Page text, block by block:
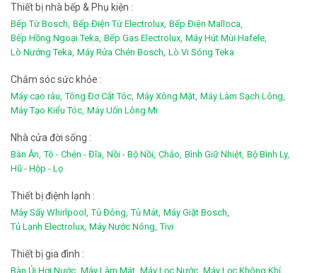
Thiết bị nhà bếp & Phụ kiện :
Bếp Từ Bosch, Bếp Điện Từ Electrolux, Bếp Điện Malloca,
Bếp Hồng Ngoại Teka, Bếp Gas Electrolux, Máy Hút Mùi Hafele,
Lò Nướng Teka, Máy Rửa Chén Bosch, Lò Vi Sóng Teka
Chắm sóc sức khỏe :
Máy cạo râu, Tông Đơ Cắt Tóc, Máy Xông Mặt, Máy Làm Sạch Lông,
Máy Tạo Kiểu Tóc, Máy Uốn Lông Mi
Nhà cửa đời sống :
Bàn Ăn, Tô - Chén - Đĩa, Nồi - Bộ Nồi, Chảo, Bình Giữ Nhiệt, Bộ Bình Ly,
Hũ - Hộp - Lọ
Thiết bị điệnh lạnh :
Máy Sấy Whirlpool, Tủ Đông, Tủ Mát, Máy Giặt Bosch,
Tủ Lạnh Electrolux, Máy Nước Nóng, Tivi
Thiết bị gia đình :
Bàn Ủi Hơi Nước, Máy Làm Mát, Máy Lọc Nước, Máy Lọc Không Khí,